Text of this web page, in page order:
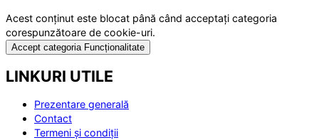
Acest conținut este blocat până când acceptați categoria
corespunzătoare de cookie-uri.
Accept categoria Funcționalitate
LINKURI UTILE
Prezentare generală
Contact
Termeni și condiții